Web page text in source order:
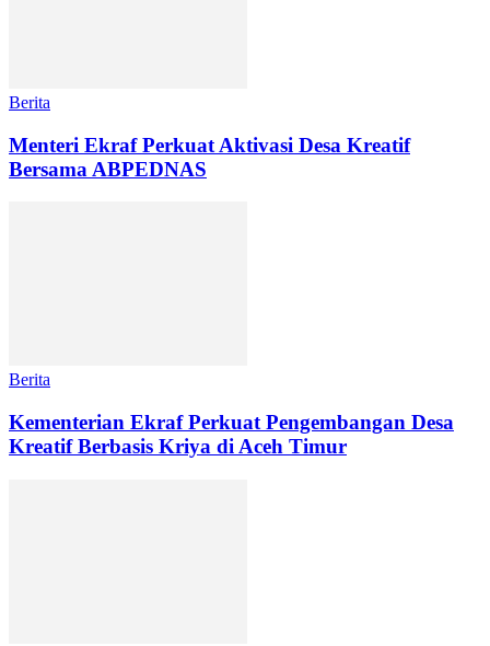
Berita
Menteri Ekraf Perkuat Aktivasi Desa Kreatif
Bersama ABPEDNAS
Berita
Kementerian Ekraf Perkuat Pengembangan Desa
Kreatif Berbasis Kriya di Aceh Timur